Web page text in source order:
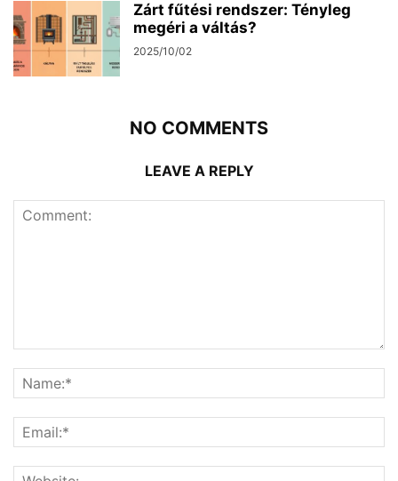
Zárt fűtési rendszer: Tényleg
megéri a váltás?
2025/10/02
NO COMMENTS
LEAVE A REPLY